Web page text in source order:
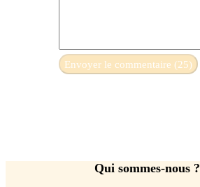
Qui sommes-nous ?